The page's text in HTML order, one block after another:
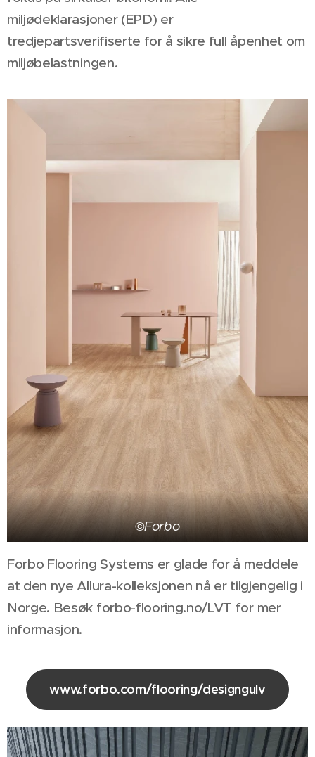
miljødeklarasjoner (EPD) er
tredjepartsverifiserte for å sikre full åpenhet om
miljøbelastningen.
©Forbo
Forbo Flooring Systems er glade for å meddele
at den nye Allura-kolleksjonen nå er tilgjengelig i
Norge. Besøk forbo-flooring.no/LVT for mer
informasjon.
www.forbo.com/flooring/designgulv